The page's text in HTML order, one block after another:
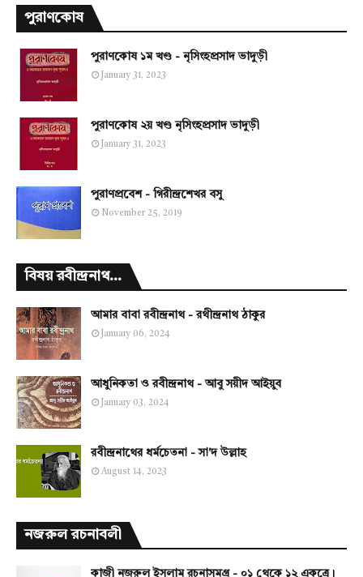
পুরাণকোষ
পুরাণকোষ ১ম খণ্ড - নৃসিংহপ্রসাদ ভাদুড়ী
January 31, 2023
পুরাণকোষ ২য় খণ্ড নৃসিংহপ্রসাদ ভাদুড়ী
January 31, 2023
পুরাণপ্রবেশ - গিরীন্দ্রশেখর বসু
November 25, 2019
বিষয় রবীন্দ্রনাথ...
আমার বাবা রবীন্দ্রনাথ - রথীন্দ্রনাথ ঠাকুর
January 06, 2024
আধুনিকতা ও রবীন্দ্রনাথ - আবু সয়ীদ আইয়ুব
January 03, 2024
রবীন্দ্রনাথের ধর্মচেতনা - সা'দ উল্লাহ
August 14, 2023
নজরুল রচনাবলী
কাজী নজরুল ইসলাম রচনাসমগ্র - ০১ থেকে ১২ একত্রে।